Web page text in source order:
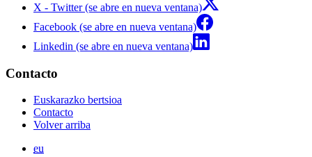
X - Twitter (se abre en nueva ventana)
Facebook (se abre en nueva ventana)
Linkedin (se abre en nueva ventana)
Contacto
Euskarazko bertsioa
Contacto
Volver arriba
eu